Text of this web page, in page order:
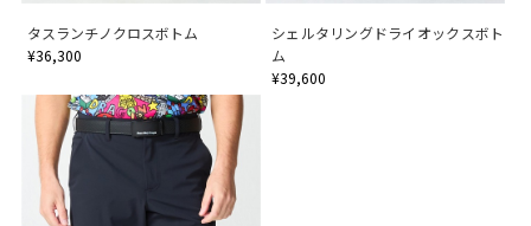
タスランチノクロスボトム
¥36,300
シェルタリングドライオックスボト
ム
¥39,600